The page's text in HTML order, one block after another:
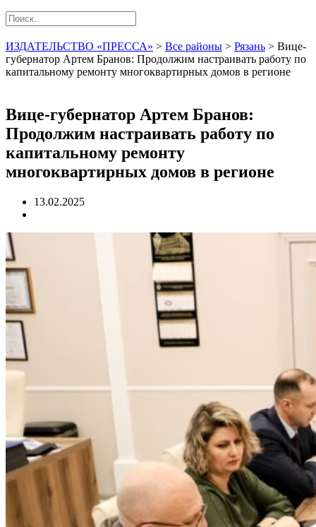
ИЗДАТЕЛЬСТВО «ПРЕССА» > Все районы > Рязань > Вице-
губернатор Артем Бранов: Продолжим настраивать работу по
капитальному ремонту многоквартирных домов в регионе
Вице-губернатор Артем Бранов:
Продолжим настраивать работу по
капитальному ремонту
многоквартирных домов в регионе
13.02.2025